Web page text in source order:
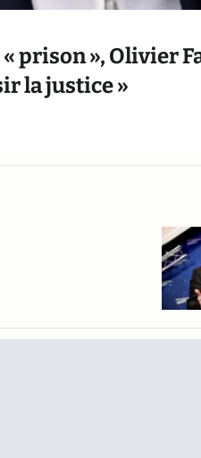
prison », Olivier
la justice »